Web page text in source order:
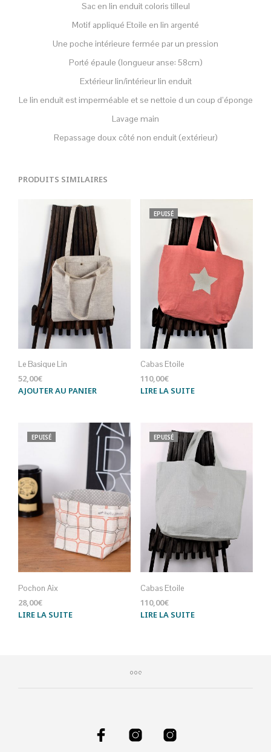
Sac en lin enduit coloris tilleul
Motif appliqué Etoile en lin argenté
Une poche intérieure fermée par un pression
Porté épaule (longueur anse: 58cm)
Extérieur lin/intérieur lin enduit
Le lin enduit est imperméable et se nettoie d un coup d’éponge
Lavage main
Repassage doux côté non enduit (extérieur)
PRODUITS SIMILAIRES
Le Basique Lin
52,00€
AJOUTER AU PANIER
EPUISÉ
Cabas Etoile
110,00€
LIRE LA SUITE
EPUISÉ
Pochon Aix
28,00€
LIRE LA SUITE
EPUISÉ
Cabas Etoile
110,00€
LIRE LA SUITE